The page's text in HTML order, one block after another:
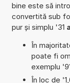
bine este să
convertită sub
pur și simplu '31
În
poate fi
exemplu
În loc de